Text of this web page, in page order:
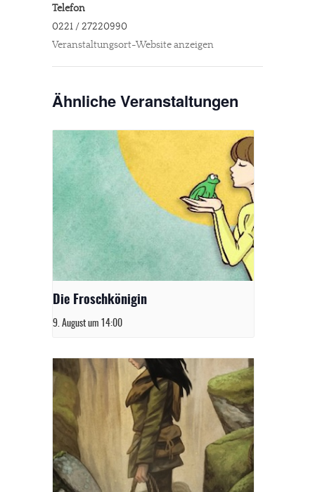
Telefon
0221 / 27220990
Veranstaltungsort-Website anzeigen
Ähnliche Veranstaltungen
Die Froschkönigin
9. August um 14:00